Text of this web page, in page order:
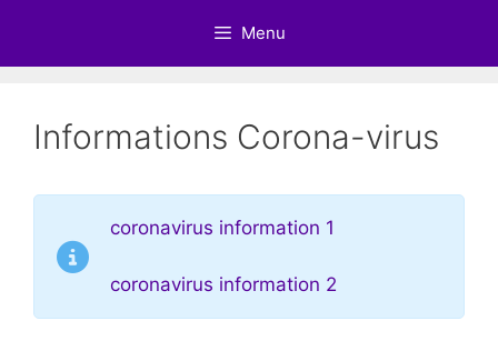
contenu
Menu
Informations Corona-virus
coronavirus information 1
coronavirus information 2